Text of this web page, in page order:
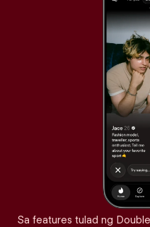
Sa features tulad ng